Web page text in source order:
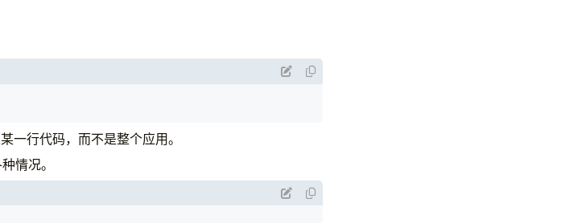
一行代码，而不是整个应用。
情况。